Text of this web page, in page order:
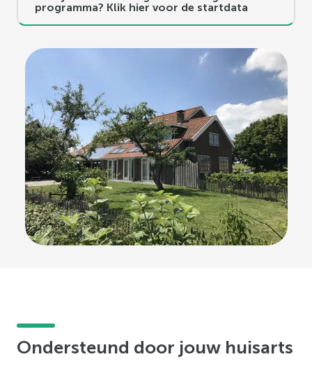
programma? Klik hier voor de startdata
Ondersteund door jouw huisarts